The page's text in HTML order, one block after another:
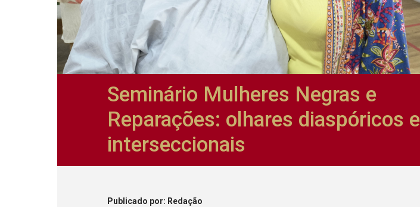
Seminário Mulheres Negras e
Reparações: olhares diaspóricos e
interseccionais
Publicado por: Redação